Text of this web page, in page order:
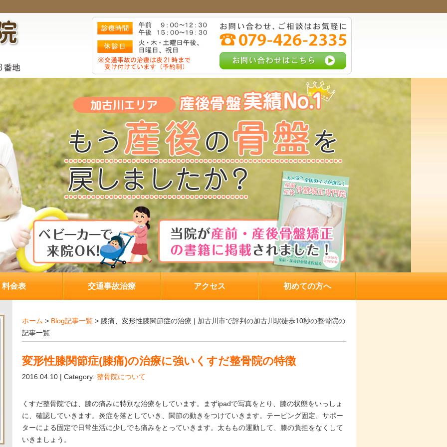
料金表 交通事故治療 アクセス 初めての方へ
ホーム > Blog記事一覧 > 膝痛、変形性膝関節症の治療 | 加古川市で評判の加古川駅徒歩10秒の整骨院の
記事一覧
変形性膝関節症(膝痛)の治療に強いくすだ整骨院の特徴
2016.04.10 | Category: 整骨院について
くすだ整骨院では、膝の痛みに特別な治療をしています。まずipadで写真をとり、膝の状態をいっしょ
に、確認していきます。炎症を落としていき、関節の動きをつけていきます。テーピング固定、サポー
ターによる固定で日常生活に少しでも痛みをとっていきます。太ももの運動して、膝の負担をなくして
いきましょう。